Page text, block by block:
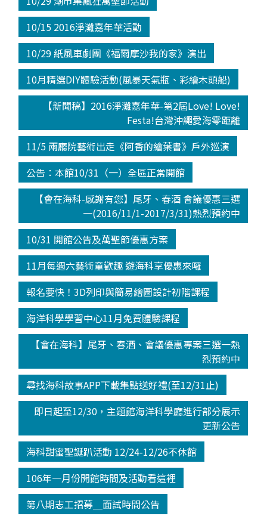
10/15 2016淨灘嘉年華活動
10/29 紙風車劇團《福爾摩沙我的家》演出
10月精選DIY體驗活動(風暴天氣瓶、彩繪木頭船)
【新聞稿】2016淨灘嘉年華-第2屆Love! Love!
Festa!台灣沖繩愛海零距離
11/5 兩廳院藝術出走《阿香的繪葉書》戶外巡演
公告：本館10/31（一）全區正常開館
【會在海科-感謝有您】尾牙、春酒 會議優惠三選
一(2016/11/1-2017/3/31)熱烈預約中
10/31 開館公告及萬聖節優惠方案
11月每週六藝術童歡趣 遊海科享優惠來囉
報名要快！3D列印與簡易繪圖設計初階課程
海洋科學學習中心11月免費體驗課程
【會在海科】尾牙、春酒、會議優惠專案三選一熱
烈預約中
尋找海科故事APP下載集點送好禮(至12/31止)
即日起至12/30，主題館海洋科學廳進行部分展示
更新公告
海科甜蜜聖誕趴活動 12/24-12/26不休館
106年一月份開館時間及活動看這裡
第八期志工招募＿面試時間公告